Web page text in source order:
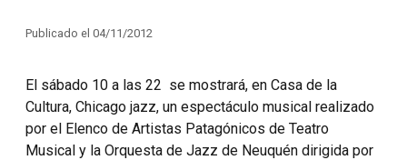
Publicado el 04/11/2012
El sábado 10 a las 22 se mostrará, en Casa de la
Cultura, Chicago jazz, un espectáculo musical realizado
por el Elenco de Artistas Patagónicos de Teatro
Musical y la Orquesta de Jazz de Neuquén dirigida por